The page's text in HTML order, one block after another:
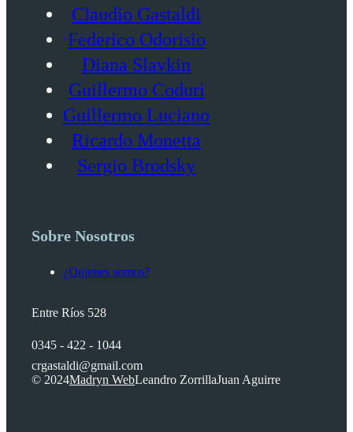
Claudio Gastaldi
Federico Odorisio
Diana Slavkin
Guillermo Coduri
Guillermo Luciano
Ricardo Monetta
Sergio Brodsky
Sobre Nosotros
¿Quienes somos?
Entre Ríos 528
0345 - 422 - 1044
crgastaldi@gmail.com
© 2024Madryn WebLeandro ZorrillaJuan Aguirre